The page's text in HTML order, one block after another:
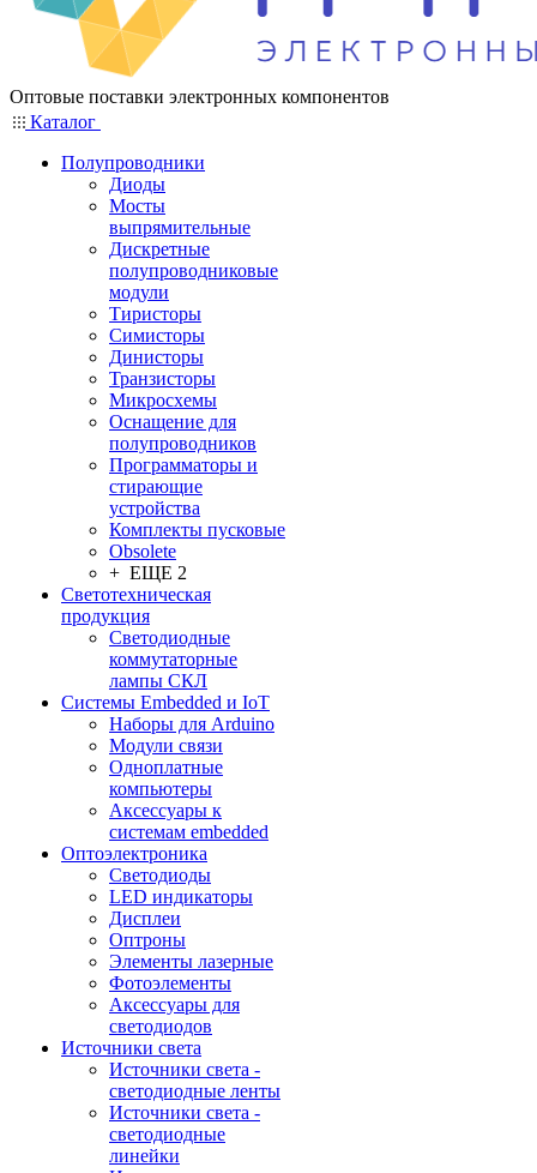
Оптовые поставки электронных компонентов
Каталог
Полупроводники
Диоды
Мосты
выпрямительные
Дискретные
полупроводниковые
модули
Тиристоры
Симисторы
Динисторы
Транзисторы
Микросхемы
Оснащение для
полупроводников
Программаторы и
стирающие
устройства
Комплекты пусковые
Obsolete
+ ЕЩЕ 2
Светотехническая
продукция
Светодиодные
коммутаторные
лампы СКЛ
Системы Embedded и IoT
Наборы для Arduino
Модули связи
Одноплатные
компьютеры
Аксессуары к
системам embedded
Oптоэлектроника
Светодиоды
LED индикаторы
Дисплеи
Оптроны
Элементы лазерные
Фотоэлементы
Аксессуары для
светодиодов
Источники света
Источники света -
светодиодные ленты
Источники света -
светодиодные
линейки